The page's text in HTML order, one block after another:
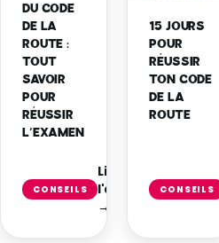
DU CODE
DE LA
ROUTE :
TOUT
SAVOIR
POUR
RÉUSSIR
L’EXAMEN
CONSEILS
Lire
l'article
→
15 JOURS
POUR
RÉUSSIR
TON CODE
DE LA
ROUTE
CONSEILS